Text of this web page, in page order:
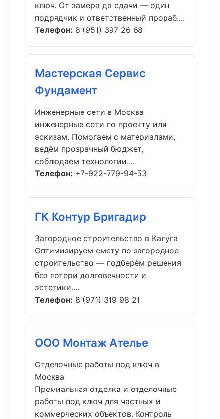
ключ. От замера до сдачи — один
подрядчик и ответственный прораб....
Телефон: 8 (951) 397 26 68
Мастерская Сервис
Фундамент
Инженерные сети в Москва
инженерные сети по проекту или
эскизам. Помогаем с материалами,
ведём прозрачный бюджет,
соблюдаем технологии....
Телефон: +7-922-779-94-53
ГК Контур Бригадир
Загородное строительство в Калуга
Оптимизируем смету по загородное
строительство — подберём решения
без потери долговечности и
эстетики....
Телефон: 8 (971) 319 98 21
ООО Монтаж Ателье
Отделочные работы под ключ в
Москва
Премиальная отделка и отделочные
работы под ключ для частных и
коммерческих объектов. Контроль